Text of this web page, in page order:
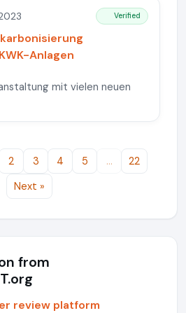
Verified
Anlagen
mit vielen neuen
2 3 4 5 …
22
Next »
from
review platform